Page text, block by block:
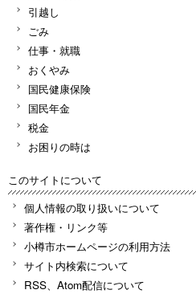
引越し
ごみ
仕事・就職
おくやみ
国民健康保険
国民年金
税金
お困りの時は
このサイトについて
個人情報の取り扱いについて
著作権・リンク等
小樽市ホームページの利用方法
サイト内検索について
RSS、Atom配信について